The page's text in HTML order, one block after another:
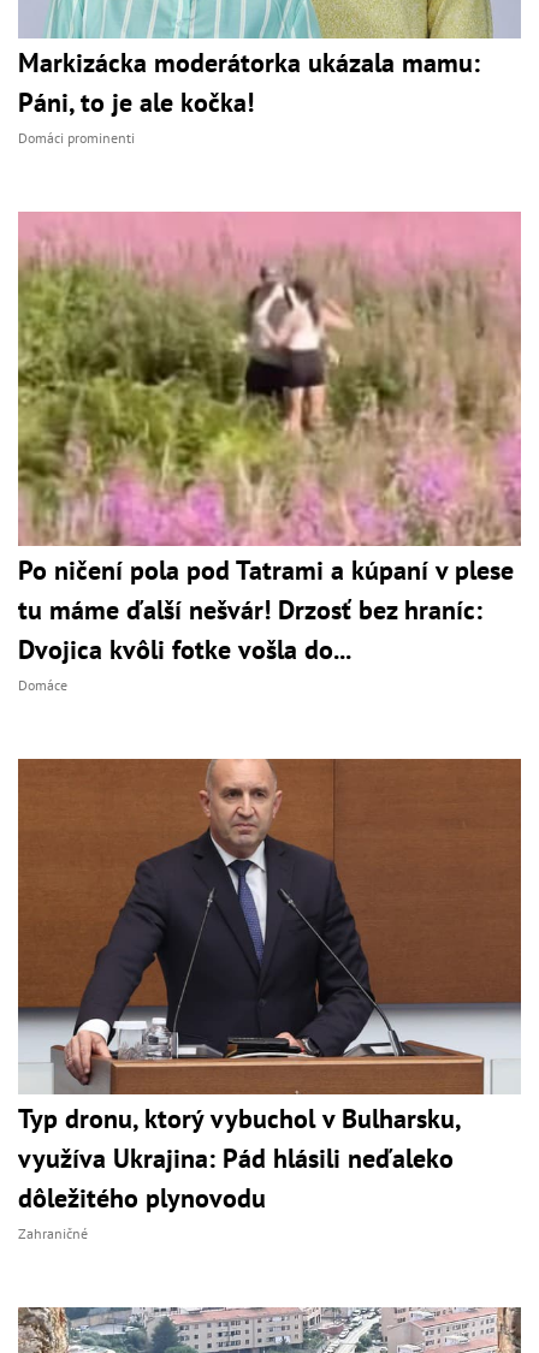
Markizácka moderátorka ukázala mamu:
Páni, to je ale kočka!
Domáci prominenti
Po ničení pola pod Tatrami a kúpaní v plese
tu máme ďalší nešvár! Drzosť bez hraníc:
Dvojica kvôli fotke vošla do...
Domáce
Typ dronu, ktorý vybuchol v Bulharsku,
využíva Ukrajina: Pád hlásili neďaleko
dôležitého plynovodu
Zahraničné